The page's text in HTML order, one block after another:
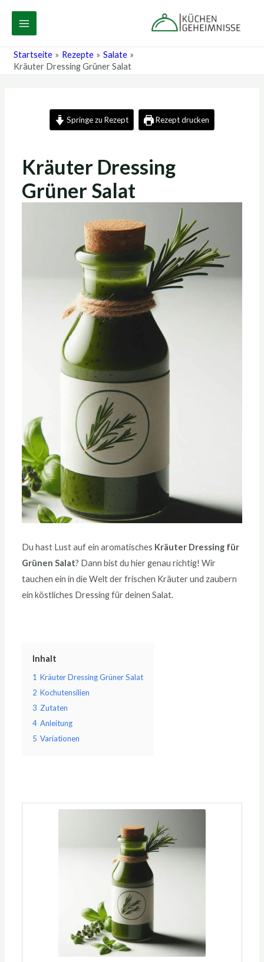
Inhalt
MAIN
MENU
Startseite Rezepte
Salate
Kräuter Dressing Grüner Salat
Springe zu Rezept Rezept drucken
Kräuter Dressing
Grüner Salat
Du hast Lust auf ein aromatisches Kräuter Dressing für
Grünen Salat? Dann bist du hier genau richtig! Wir
tauchen ein in die Welt der frischen Kräuter und zaubern
ein köstliches Dressing für deinen Salat.
Inhalt
1 Kräuter Dressing Grüner Salat
2 Kochutensilien
3 Zutaten
4 Anleitung
5 Variationen
Minuten Minuten
Minuten